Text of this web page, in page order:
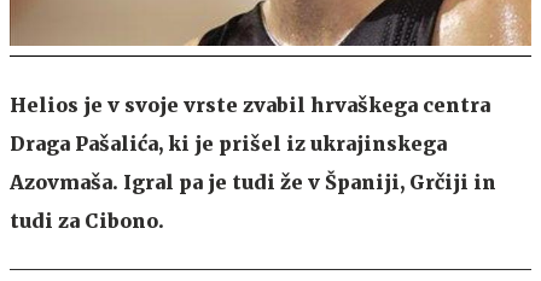
Helios je v svoje vrste zvabil hrvaškega centra
Draga Pašalića, ki je prišel iz ukrajinskega
Azovmaša. Igral pa je tudi že v Španiji, Grčiji in
tudi za Cibono.